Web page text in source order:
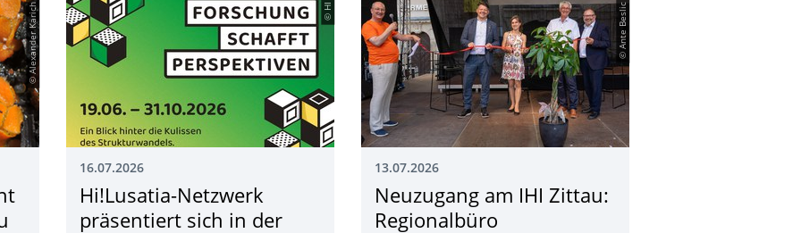
© Alexander Karich © HI
16.07.2026
Hi!Lusatia-Netzwerk
präsentiert sich in der
© Ante Beslic
13.07.2026
Neuzugang am IHI Zittau:
Regionalbüro